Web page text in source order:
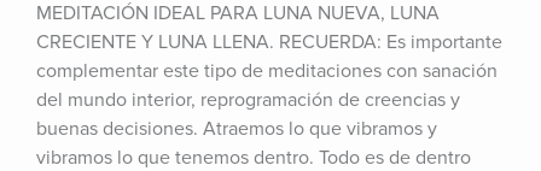
MEDITACIÓN IDEAL PARA LUNA NUEVA, LUNA
CRECIENTE Y LUNA LLENA. RECUERDA: Es importante
complementar este tipo de meditaciones con sanación
del mundo interior, reprogramación de creencias y
buenas decisiones. Atraemos lo que vibramos y
vibramos lo que tenemos dentro. Todo es de dentro